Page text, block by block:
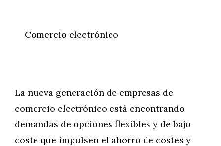
Comercio electrónico
La nueva generación de empresas de
comercio electrónico está encontrando
demandas de opciones flexibles y de bajo
coste que impulsen el ahorro de costes y